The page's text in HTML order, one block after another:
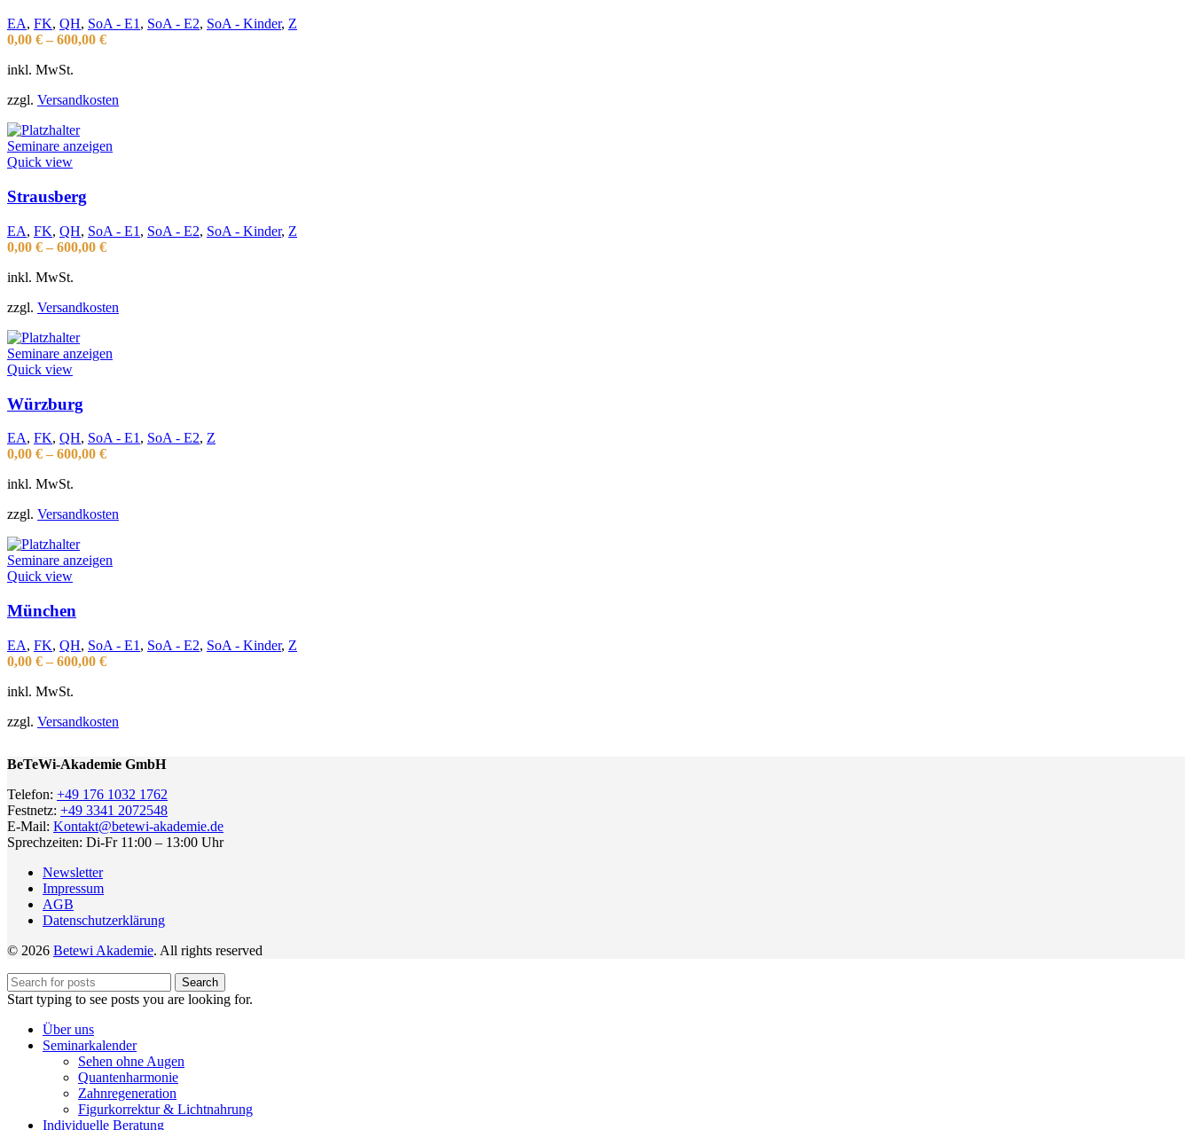
EA, FK, QH, SoA - E1, SoA - E2, SoA - Kinder, Z
0,00 € – 600,00 €
inkl. MwSt.
zzgl. Versandkosten
Seminare anzeigen
Quick view
Strausberg
EA, FK, QH, SoA - E1 , SoA - E2, SoA - Kinder, Z
0,00 € – 600,00 €
inkl. MwSt.
zzgl. Versandkosten
Seminare anzeigen
Quick view
Würzburg
EA, FK, QH, SoA - E1 , SoA - E2, Z
0,00 € – 600,00 €
inkl. MwSt.
zzgl. Versandkosten
Seminare anzeigen
Quick view
München
EA, FK, QH, SoA - E1 , SoA - E2, SoA - Kinder, Z
0,00 € – 600,00 €
inkl. MwSt.
zzgl. Versandkosten
BeTeWi-Akademie GmbH
Telefon: +49 176 1032 1762
Festnetz: +49 3341 2072548
E-Mail: Kontakt@betewi-akademie.de
Sprechzeiten: Di-Fr 11:00 – 13:00 Uhr
Newsletter
Impressum
AGB
Datenschutzerklärung
© 2026 Betewi Akademie. All rights reserved
Search
Start typing to see posts you are looking for.
Über uns
Seminarkalender
Sehen ohne Augen
Quantenharmonie
Zahnregeneration
Figurkorrektur & Lichtnahrung
Individuelle Beratung